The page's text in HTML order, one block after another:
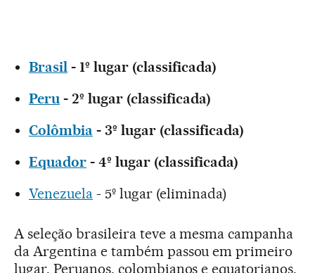
Brasil - 1º lugar (classificada)
Peru - 2º lugar (classificada)
Colômbia - 3º lugar (classificada)
Equador - 4º lugar (classificada)
Venezuela - 5º lugar (eliminada)
A seleção brasileira teve a mesma campanha
da Argentina e também passou em primeiro
lugar. Peruanos, colombianos e equatorianos,